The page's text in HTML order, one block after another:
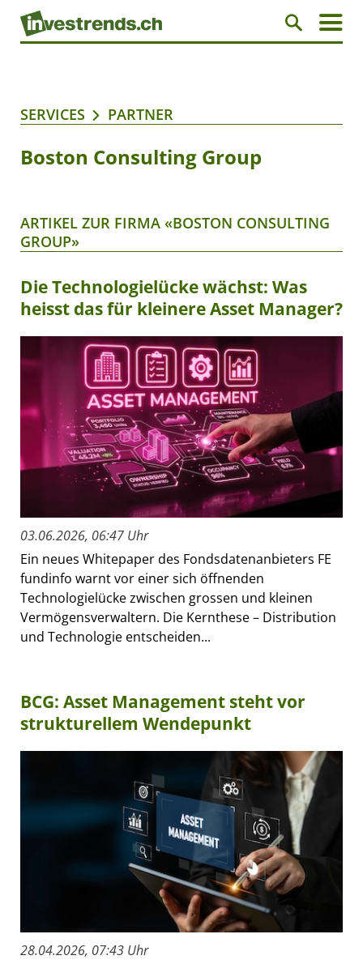
SERVICES PARTNER
Boston Consulting Group
ARTIKEL ZUR FIRMA «BOSTON CONSULTING
GROUP»
Die Technologielücke wächst: Was
heisst das für kleinere Asset Manager?
03.06.2026, 06:47 Uhr
Ein neues Whitepaper des Fondsdatenanbieters FE
fundinfo warnt vor einer sich öffnenden
Technologielücke zwischen grossen und kleinen
Vermögensverwaltern. Die Kernthese – Distribution
und Technologie entscheiden...
BCG: Asset Management steht vor
strukturellem Wendepunkt
28.04.2026, 07:43 Uhr